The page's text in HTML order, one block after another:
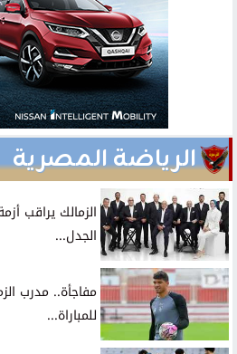
الرياضة المصرية
الزمالك يراقب
الجدل...
مفاجأة.. مدرب
للمباراة...